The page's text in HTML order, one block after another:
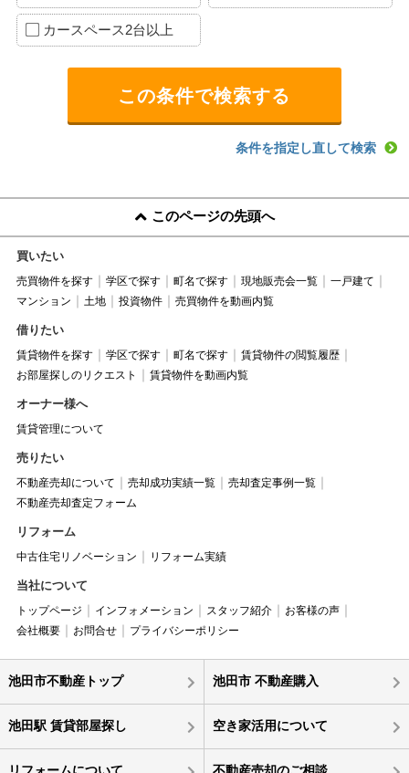
カースペース2台以上
条件を指定し直して検索
このページの先頭へ
買いたい
売買物件を探す 学区で探す 町名で探す 現地販売会一覧
一戸建て
マンション
土地 投資物件 売買物件を動画内覧
借りたい
賃貸物件を探す 学区で探す 町名で探す
賃貸物件の閲覧履歴
お部屋探しのリクエスト
賃貸物件を動画内覧
オーナー様へ
賃貸管理について
売りたい
不動産売却について 売却成功実績一覧
売却査定事例一覧
不動産売却査定フォーム
リフォーム
中古住宅リノベーション リフォーム実績
当社について
トップページ インフォメーション スタッフ紹介
お客様の声
会社概要
お問合せ プライバシーポリシー
池田市不動産トップ 池田市 不動産購入
池田駅 賃貸部屋探し 空き家活用について